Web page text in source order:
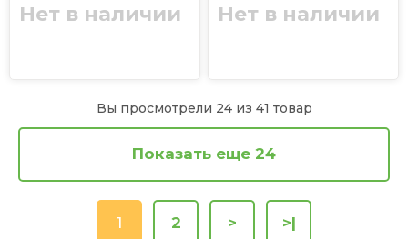
Нет в наличии Нет в наличии
Вы просмотрели 24 из 41 товар
Показать еще 24
1 2 > >|